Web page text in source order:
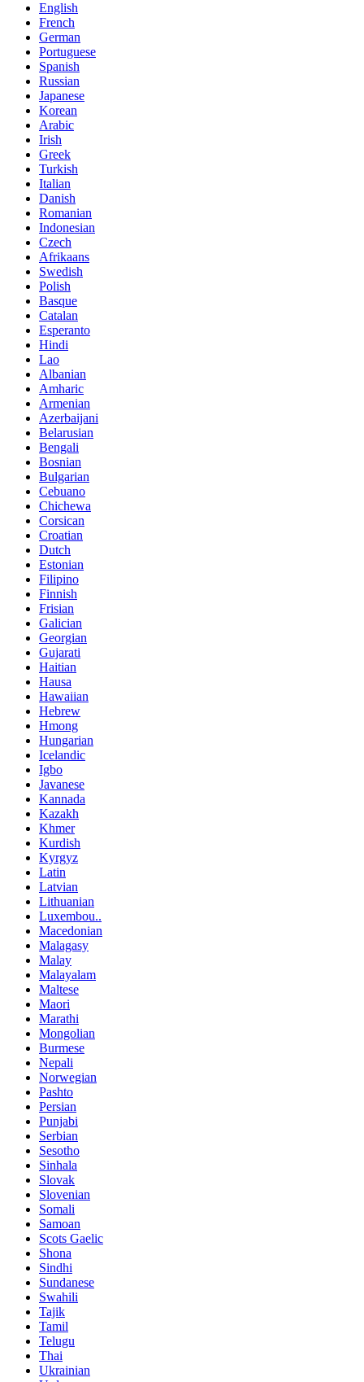
English
French
German
Portuguese
Spanish
Russian
Japanese
Korean
Arabic
Irish
Greek
Turkish
Italian
Danish
Romanian
Indonesian
Czech
Afrikaans
Swedish
Polish
Basque
Catalan
Esperanto
Hindi
Lao
Albanian
Amharic
Armenian
Azerbaijani
Belarusian
Bengali
Bosnian
Bulgarian
Cebuano
Chichewa
Corsican
Croatian
Dutch
Estonian
Filipino
Finnish
Frisian
Galician
Georgian
Gujarati
Haitian
Hausa
Hawaiian
Hebrew
Hmong
Hungarian
Icelandic
Igbo
Javanese
Kannada
Kazakh
Khmer
Kurdish
Kyrgyz
Latin
Latvian
Lithuanian
Luxembou..
Macedonian
Malagasy
Malay
Malayalam
Maltese
Maori
Marathi
Mongolian
Burmese
Nepali
Norwegian
Pashto
Persian
Punjabi
Serbian
Sesotho
Sinhala
Slovak
Slovenian
Somali
Samoan
Scots Gaelic
Shona
Sindhi
Sundanese
Swahili
Tajik
Tamil
Telugu
Thai
Ukrainian